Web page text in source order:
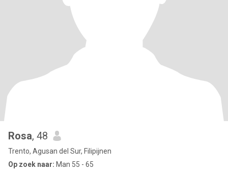
Rosa, 48
Trento, Agusan del Sur, Filipijnen
Op zoek naar: Man 55 - 65